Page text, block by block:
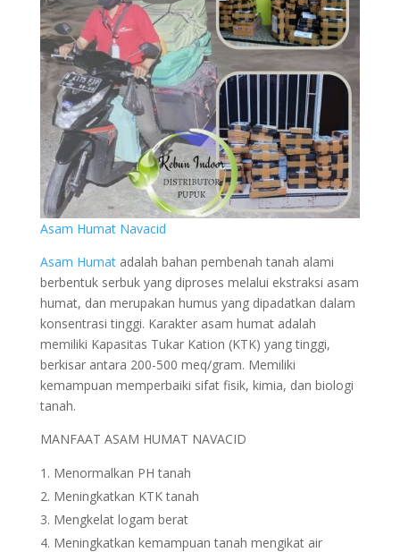
Asam Humat Navacid
Asam Humatadalah bahan pembenah tanah alami
berbentuk serbuk yang diproses melalui ekstraksi asam
humat, dan merupakan humus yang dipadatkan dalam
konsentrasi tinggi. Karakter asam humat adalah
memiliki Kapasitas Tukar Kation (KTK) yang tinggi,
berkisar antara 200-500 meq/gram. Memiliki
kemampuan memperbaiki sifat fisik, kimia, dan biologi
tanah.
MANFAAT ASAM HUMAT NAVACID
Menormalkan PH tanah
Meningkatkan KTK tanah
Mengkelat logam berat
Meningkatkan kemampuan tanah mengikat air